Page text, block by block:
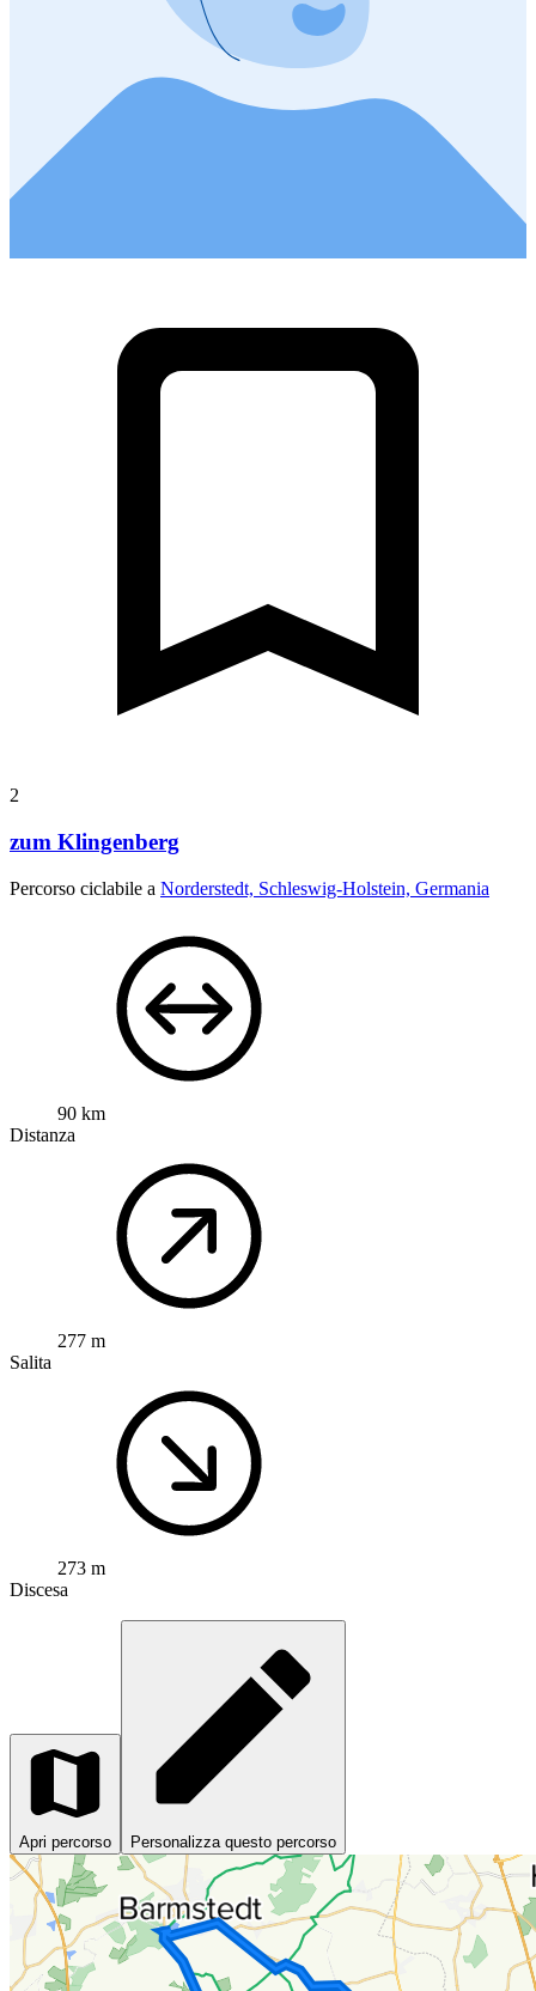
2
zum Klingenberg
Percorso ciclabile a Norderstedt, Schleswig-Holstein, Germania
90 km
Distanza
277 m
Salita
273 m
Discesa
Apri percorso Personalizza questo percorso